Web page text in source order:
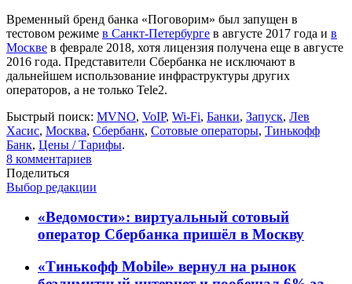
Временный бренд банка «Поговорим» был запущен в
тестовом режиме в Санкт-Петербурге в августе 2017 года и в
Москве в феврале 2018, хотя лицензия получена еще в августе
2016 года. Представители Сбербанка не исключают в
дальнейшем использование инфраструктуры других
операторов, а не только Tele2.
Быстрый поиск: MVNO, VoIP, Wi-Fi, Банки, Запуск, Лев
Хасис, Москва, Сбербанк, Сотовые операторы, Тинькофф
Банк, Цены / Тарифы.
8 комментариев
Поделиться
Выбор редакции
«Ведомости»: виртуальный сотовый
оператор Сбербанка пришёл в Москву
«Тинькофф Mobile» вернул на рынок